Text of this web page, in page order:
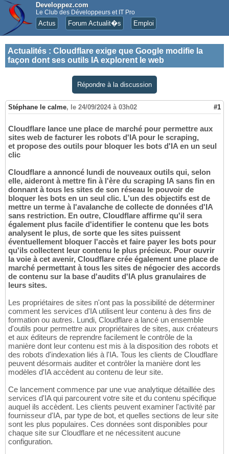
Developpez.com
Le Club des Développeurs et IT Pro
Actus Forum Actualit�s Emploi
Actualités : Cloudflare exige que Google modifie la
façon dont ses outils IA explorent le web
Répondre à la discussion
Stéphane le calme, le 24/09/2024 à 03h02 #1
Cloudflare lance une place de marché pour permettre aux
sites web de facturer les robots d'IA pour le scraping,
et propose des outils pour bloquer les bots d'IA en un seul
clic
Cloudflare a annoncé lundi de nouveaux outils qui, selon
elle, aideront à mettre fin à l'ère du scraping IA sans fin en
donnant à tous les sites de son réseau le pouvoir de
bloquer les bots en un seul clic. L'un des objectifs est de
mettre un terme à l'avalanche de collecte de données d'IA
sans restriction. En outre, Cloudflare affirme qu'il sera
également plus facile d'identifier le contenu que les bots
analysent le plus, de sorte que les sites puissent
éventuellement bloquer l'accès et faire payer les bots pour
qu'ils collectent leur contenu le plus précieux. Pour ouvrir
la voie à cet avenir, Cloudflare crée également une place de
marché permettant à tous les sites de négocier des accords
de contenu sur la base d'audits d'IA plus granulaires de
leurs sites.
Les propriétaires de sites n'ont pas la possibilité de déterminer
comment les services d'IA utilisent leur contenu à des fins de
formation ou autres. Lundi, Cloudflare a lancé un ensemble
d'outils pour permettre aux propriétaires de sites, aux créateurs
et aux éditeurs de reprendre facilement le contrôle de la
manière dont leur contenu est mis à la disposition des robots et
des robots d'indexation liés à l'IA. Tous les clients de Cloudflare
peuvent désormais auditer et contrôler la manière dont les
modèles d'IA accèdent au contenu de leur site.
Ce lancement commence par une vue analytique détaillée des
services d'IA qui parcourent votre site et du contenu spécifique
auquel ils accèdent. Les clients peuvent examiner l'activité par
fournisseur d'IA, par type de bot, et quelles sections de leur site
sont les plus populaires. Ces données sont disponibles pour
chaque site sur Cloudflare et ne nécessitent aucune
configuration.